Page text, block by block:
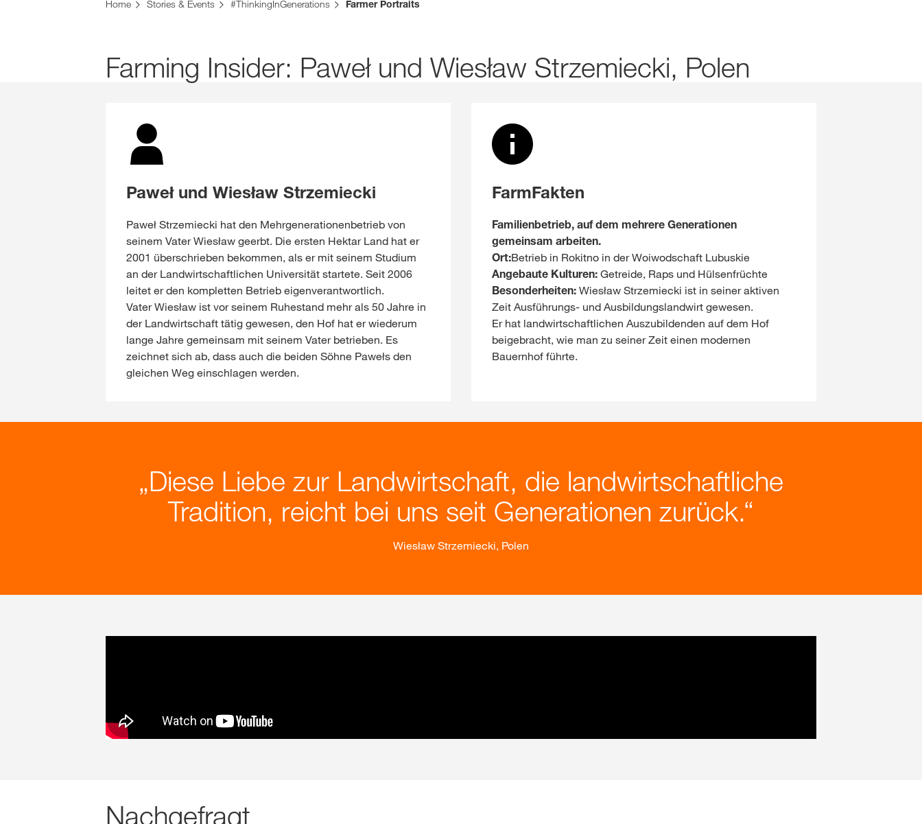
Exklusiver Inhalt
Internationale Themen
der KWS Group unter
kws.com/corp
Sie befinden sich auf der KWS Website für Österreich. Für diese Seite existiert eine alternative Seite für Ihr Land:
Home Stories & Events #ThinkingInGenerations Farmer Portraits
Farming Insider: Paweł und Wiesław Strzemiecki, Polen
Paweł und Wiesław Strzemiecki
Paweł Strzemiecki hat den Mehrgenerationenbetrieb von
seinem Vater Wiesław geerbt. Die ersten Hektar Land hat er
2001 überschrieben bekommen, als er mit seinem Studium
an der Landwirtschaftlichen Universität startete. Seit 2006
leitet er den kompletten Betrieb eigenverantwortlich.
Vater Wiesław ist vor seinem Ruhestand mehr als 50 Jahre in
der Landwirtschaft tätig gewesen, den Hof hat er wiederum
lange Jahre gemeinsam mit seinem Vater betrieben. Es
zeichnet sich ab, dass auch die beiden Söhne Pawełs den
gleichen Weg einschlagen werden.
FarmFakten
Familienbetrieb, auf dem mehrere Generationen
gemeinsam arbeiten.
Ort:Betrieb in Rokitno in der Woiwodschaft Lubuskie
Angebaute Kulturen: Getreide, Raps und Hülsenfrüchte
Besonderheiten: Wiesław Strzemiecki ist in seiner aktiven
Zeit Ausführungs- und Ausbildungslandwirt gewesen.
Er hat landwirtschaftlichen Auszubildenden auf dem Hof
beigebracht, wie man zu seiner Zeit einen modernen
Bauernhof führte.
Diese Liebe zur Landwirtschaft, die landwirtschaftliche
Tradition, reicht bei uns seit Generationen zurück.
Wiesław Strzemiecki, Polen
Nachgefragt